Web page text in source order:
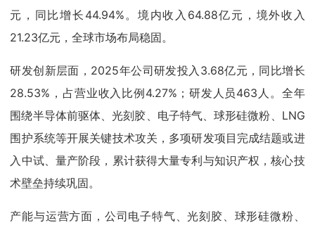
元，同比增长44.94%。境内收入64.88亿元，境外收入
21.23亿元，全球市场布局稳固。
研发创新层面，2025年公司研发投入3.68亿元，同比增长
28.53%，占营业收入比例4.27%；研发人员463人。全年
围绕半导体前驱体、光刻胶、电子特气、球形硅微粉、LNG
围护系统等开展关键技术攻关，多项研发项目完成结题或进
入中试、量产阶段，累计获得大量专利与知识产权，核心技
术壁垒持续巩固。
产能与运营方面，公司电子特气、光刻胶、球形硅微粉、